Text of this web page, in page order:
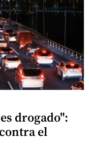
drogado":
el